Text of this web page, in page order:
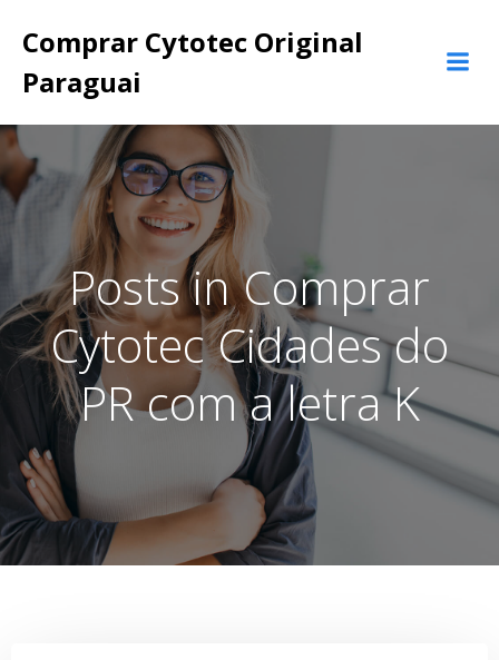
para
Comprar Cytotec Original
Paraguai
Posts in Comprar
Cytotec Cidades do
PR com a letra K